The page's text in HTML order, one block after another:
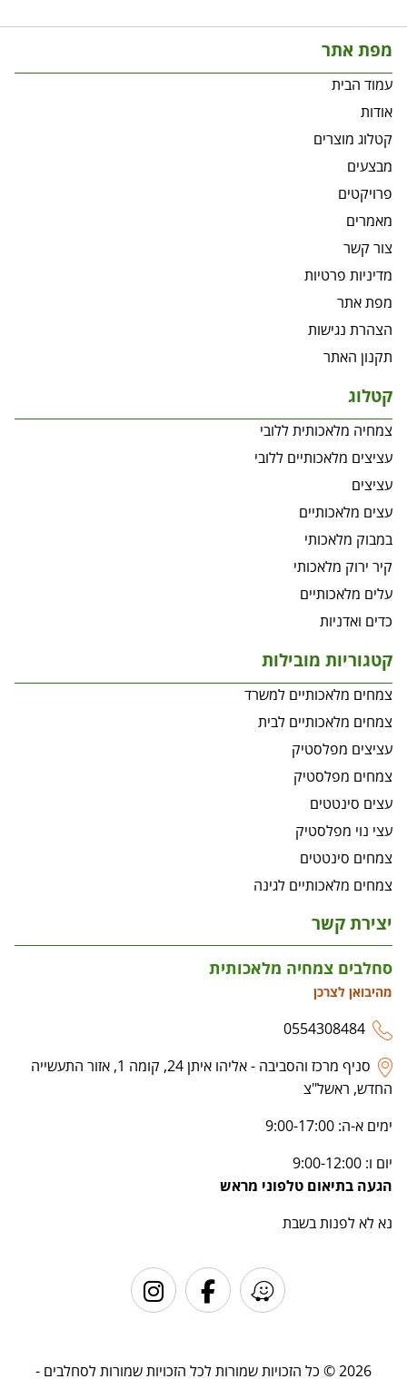
מפת אתר
עמוד הבית
אודות
קטלוג מוצרים
מבצעים
פרויקטים
מאמרים
צור קשר
מדיניות פרטיות
מפת אתר
הצהרת נגישות
תקנון האתר
קטלוג
צמחיה מלאכותית ללובי
עציצים מלאכותיים ללובי
עציצים
עצים מלאכותיים
במבוק מלאכותי
קיר ירוק מלאכותי
עלים מלאכותיים
כדים ואדניות
קטגוריות מובילות
צמחים מלאכותיים למשרד
צמחים מלאכותיים לבית
עציצים מפלסטיק
צמחים מפלסטיק
עצים סינטטים
עצי נוי מפלסטיק
צמחים סינטטים
צמחים מלאכותיים לגינה
יצירת קשר
סחלבים צמחיה מלאכותית
מהיבואן לצרכן
0554308484
סניף מרכז והסביבה - אליהו איתן 24, קומה 1, אזור התעשייה
החדש, ראשל"צ
ימים א-ה: 9:00-17:00
יום ו: 9:00-12:00
הגעה בתיאום טלפוני מראש
נא לא לפנות בשבת
2026 © כל הזכויות שמורות לכל הזכויות שמורות לסחלבים -